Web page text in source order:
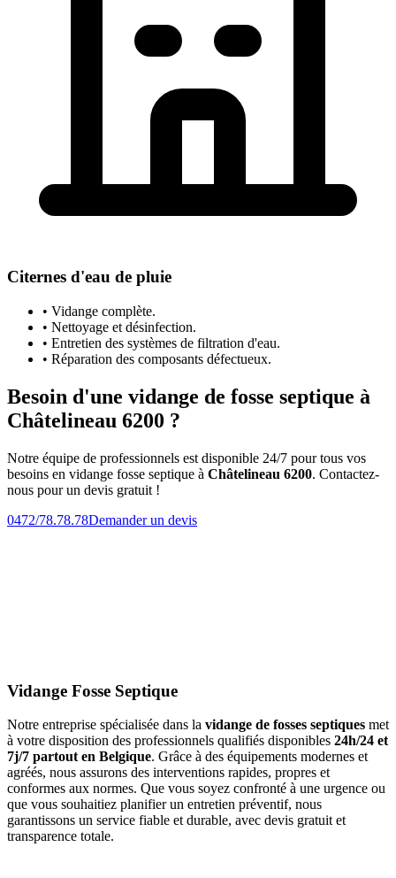
Citernes d'eau de pluie
• Vidange complète.
• Nettoyage et désinfection.
• Entretien des systèmes de filtration d'eau.
• Réparation des composants défectueux.
Besoin d'une vidange de fosse septique à
Châtelineau 6200 ?
Notre équipe de professionnels est disponible 24/7 pour tous vos
besoins en vidange fosse septique à Châtelineau 6200. Contactez-
nous pour un devis gratuit !
0472/78.78.78Demander un devis
Vidange Fosse Septique
Notre entreprise spécialisée dans la vidange de fosses septiques met
à votre disposition des professionnels qualifiés disponibles 24h/24 et
7j/7 partout en Belgique. Grâce à des équipements modernes et
agréés, nous assurons des interventions rapides, propres et
conformes aux normes. Que vous soyez confronté à une urgence ou
que vous souhaitiez planifier un entretien préventif, nous
garantissons un service fiable et durable, avec devis gratuit et
transparence totale.